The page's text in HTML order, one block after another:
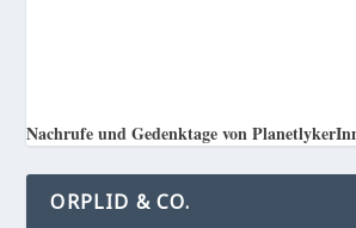
Nachrufe und Gedenktage von
ORPLID & CO.